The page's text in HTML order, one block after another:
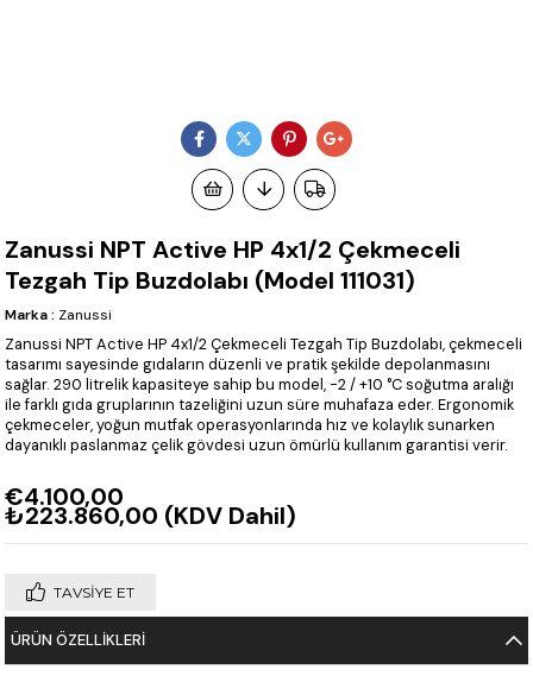
Zanussi NPT Active HP 4x1/2 Çekmeceli
Tezgah Tip Buzdolabı (Model 111031)
Marka : Zanussi
Zanussi NPT Active HP 4x1/2 Çekmeceli Tezgah Tip Buzdolabı, çekmeceli
tasarımı sayesinde gıdaların düzenli ve pratik şekilde depolanmasını
sağlar. 290 litrelik kapasiteye sahip bu model, -2 / +10 °C soğutma aralığı
ile farklı gıda gruplarının tazeliğini uzun süre muhafaza eder. Ergonomik
çekmeceler, yoğun mutfak operasyonlarında hız ve kolaylık sunarken
dayanıklı paslanmaz çelik gövdesi uzun ömürlü kullanım garantisi verir.
€4.100,00
₺223.860,00 (KDV Dahil)
TAVSIYE ET
ÜRÜN ÖZELLIKLERI